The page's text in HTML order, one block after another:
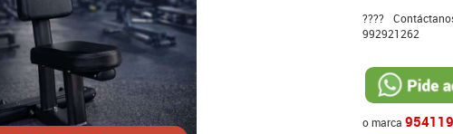
????
992921262
o marca